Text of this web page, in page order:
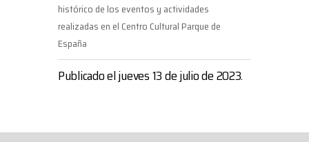
histórico de los eventos y actividades
realizadas en el Centro Cultural Parque de
España
Publicado el jueves 13 de julio de 2023.